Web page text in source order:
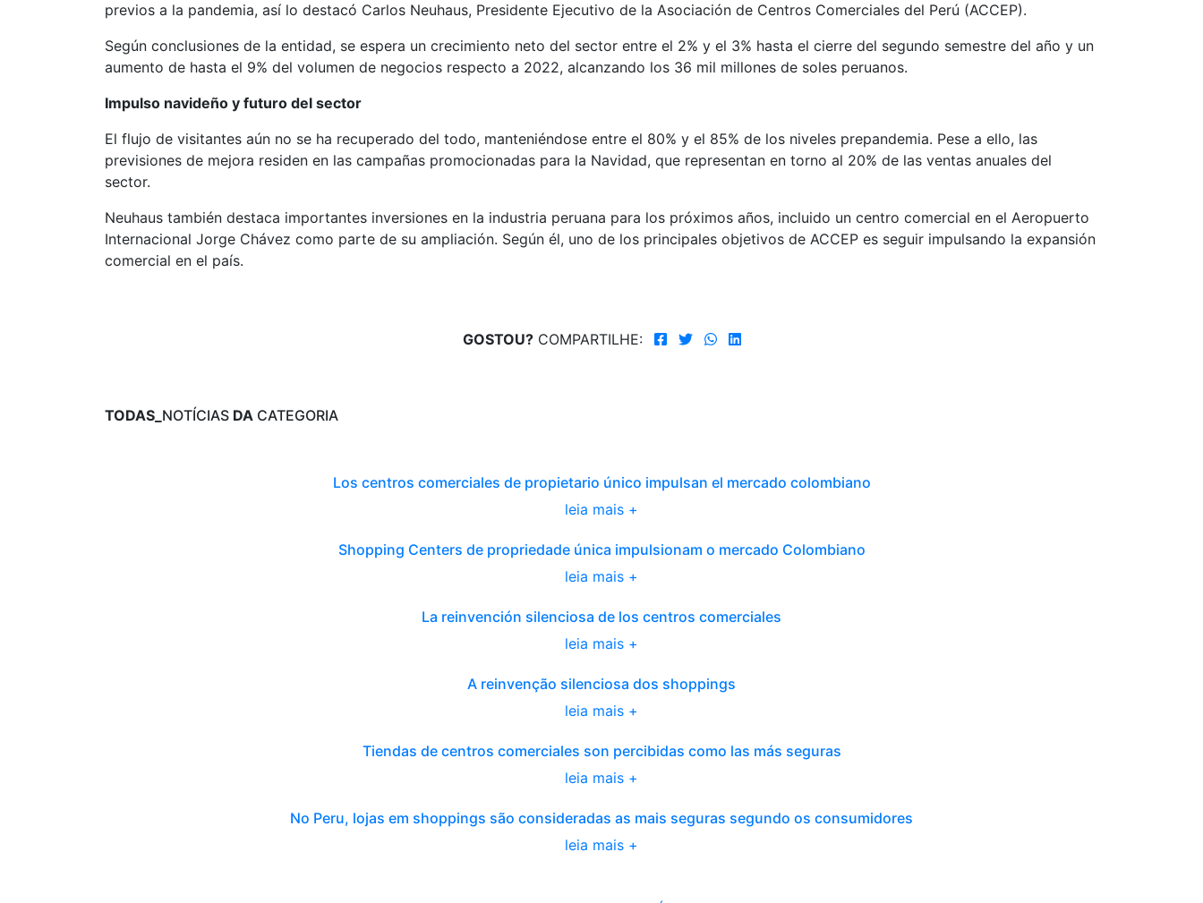
previos a la pandemia, así lo destacó Carlos Neuhaus, Presidente Ejecutivo de la Asociación de Centros Comerciales del Perú (ACCEP).
Según conclusiones de la entidad, se espera un crecimiento neto del sector entre el 2% y el 3% hasta el cierre del segundo semestre del año y un
aumento de hasta el 9% del volumen de negocios respecto a 2022, alcanzando los 36 mil millones de soles peruanos.
Impulso navideño y futuro del sector
El flujo de visitantes aún no se ha recuperado del todo, manteniéndose entre el 80% y el 85% de los niveles prepandemia. Pese a ello, las
previsiones de mejora residen en las campañas promocionadas para la Navidad, que representan en torno al 20% de las ventas anuales del
sector.
Neuhaus también destaca importantes inversiones en la industria peruana para los próximos años, incluido un centro comercial en el Aeropuerto
Internacional Jorge Chávez como parte de su ampliación. Según él, uno de los principales objetivos de ACCEP es seguir impulsando la expansión
comercial en el país.
GOSTOU?COMPARTILHE:
TODAS_ NOTÍCIAS DA CATEGORIA
Los centros comerciales de propietario único impulsan el mercado colombiano
leia mais +
Shopping Centers de propriedade única impulsionam o mercado Colombiano
leia mais +
La reinvención silenciosa de los centros comerciales
leia mais +
A reinvenção silenciosa dos shoppings
leia mais +
Tiendas de centros comerciales son percibidas como las más seguras
leia mais +
No Peru, lojas em shoppings são consideradas as mais seguras segundo os consumidores
leia mais +